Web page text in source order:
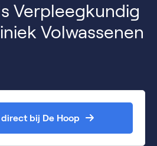
Verpleegkundig
Volwassenen
bij De Hoop